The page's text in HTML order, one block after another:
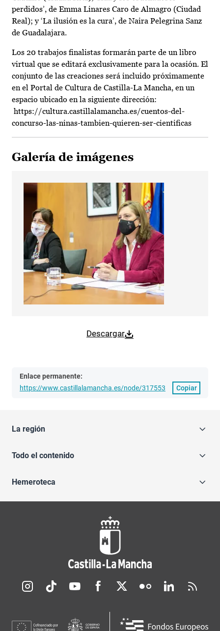
perdidos’, de Emma Linares Caro de Almagro (Ciudad
Real); y ‘La ilusión es la cura’, de Naira Pelegrina Sanz
de Guadalajara.
Los 20 trabajos finalistas formarán parte de un libro
virtual que se editará exclusivamente para la ocasión. El
conjunto de las creaciones será incluido próximamente
en el Portal de Cultura de Castilla-La Mancha, en un
espacio ubicado en la siguiente dirección:
https://cultura.castillalamancha.es/cuentos-del-
concurso-las-ninas-tambien-quieren-ser-cientificas
Galería de imágenes
Descargar
Enlace permanente:
https://www.castillalamancha.es/node/317553
Copiar
La región
Todo el contenido
Hemeroteca
Redes sociales JCCM